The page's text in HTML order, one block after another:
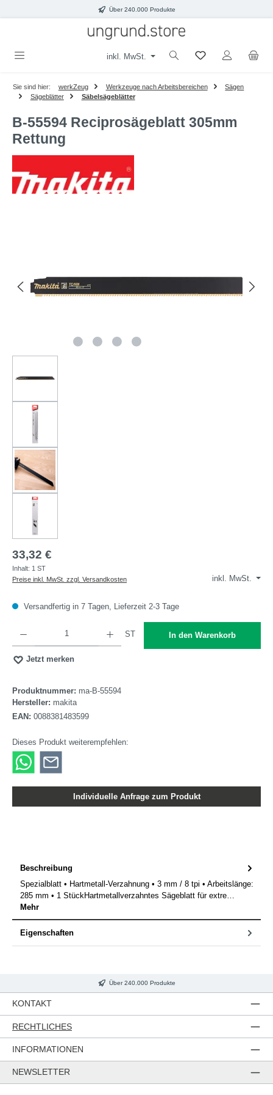
Zum Hauptinhalt springen Über 240.000 Produkte
inkl. MwSt.
Sie sind hier: werkZeug Werkzeuge nach Arbeitsbereichen
Sägen
Sägeblätter
Säbelsägeblätter
B-55594 Reciprosägeblatt 305mm
Rettung
33,32 €
Inhalt: 1 ST
inkl. MwSt.
Preise inkl. MwSt. zzgl. Versandkosten
Versandfertig in 7 Tagen, Lieferzeit 2-3 Tage
ST In den Warenkorb
Jetzt merken
Produktnummer: ma-B-55594
Hersteller: makita
EAN: 0088381483599
Dieses Produkt weiterempfehlen:
Individuelle Anfrage zum Produkt
Beschreibung
Spezialblatt • Hartmetall-Verzahnung • 3 mm / 8 tpi • Arbeitslänge:
285 mm • 1 StückHartmetallverzahntes Sägeblatt für extre…
Mehr
Eigenschaften
Über 240.000 Produkte
KONTAKT
RECHTLICHES
INFORMATIONEN
NEWSLETTER